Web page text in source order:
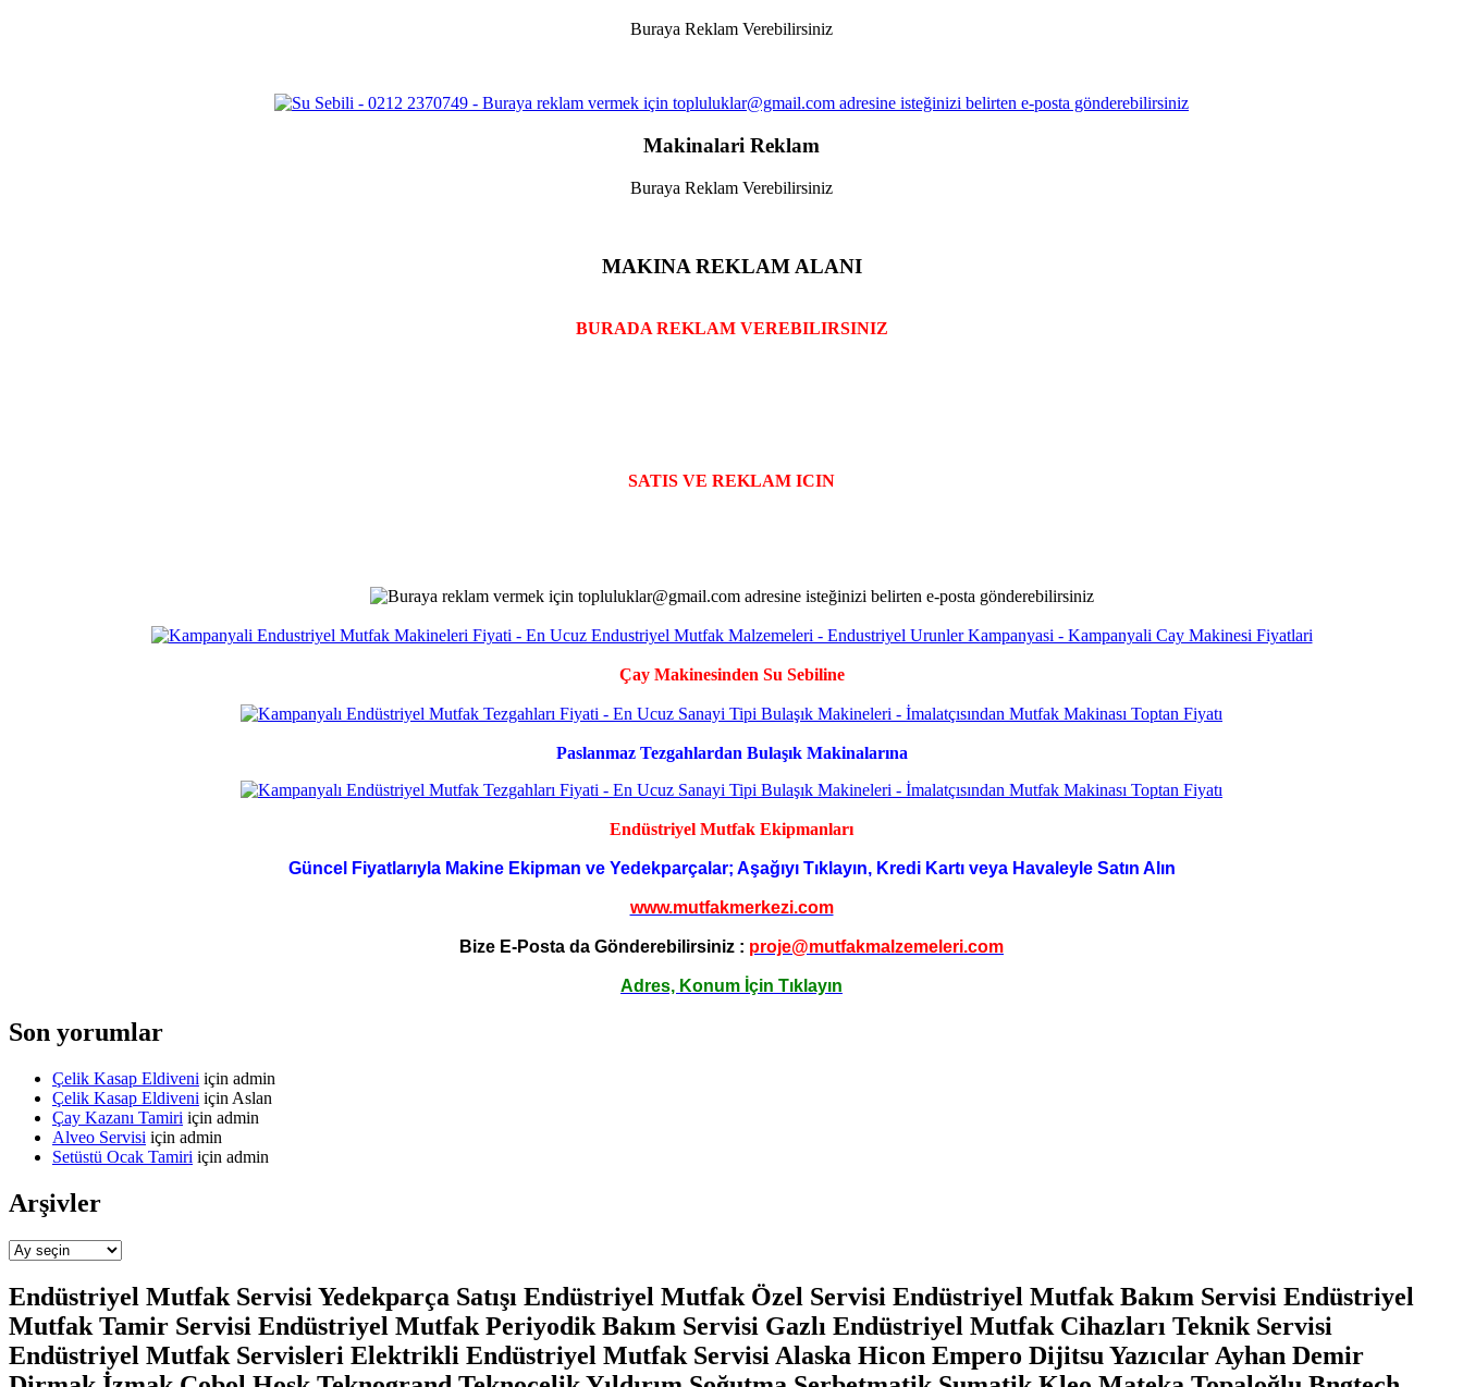
Buraya Reklam Verebilirsiniz
Makinalari Reklam
Buraya Reklam Verebilirsiniz
MAKINA REKLAM ALANI
BURADA REKLAM VEREBILIRSINIZ
SATIS VE REKLAM ICIN
Çay Makinesinden Su Sebiline
Paslanmaz Tezgahlardan Bulaşık Makinalarına
Endüstriyel Mutfak Ekipmanları
Güncel Fiyatlarıyla Makine Ekipman ve Yedekparçalar; Aşağıyı Tıklayın, Kredi Kartı veya Havaleyle Satın Alın
www.mutfakmerkezi.com
Bize E-Posta da Gönderebilirsiniz : proje@mutfakmalzemeleri.com
Adres, Konum İçin Tıklayın
Son yorumlar
Çelik Kasap Eldiveni için admin
Çelik Kasap Eldiveni için Aslan
Çay Kazanı Tamiri için admin
Alveo Servisi için admin
Setüstü Ocak Tamiri için admin
Arşivler
Arşivler
Endüstriyel Mutfak Servisi Yedekparça Satışı Endüstriyel Mutfak Özel Servisi Endüstriyel Mutfak Bakım Servisi Endüstriyel
Mutfak Tamir Servisi Endüstriyel Mutfak Periyodik Bakım Servisi Gazlı Endüstriyel Mutfak Cihazları Teknik Servisi
Endüstriyel Mutfak Servisleri Elektrikli Endüstriyel Mutfak Servisi Alaska Hicon Empero Dijitsu Yazıcılar Ayhan Demir